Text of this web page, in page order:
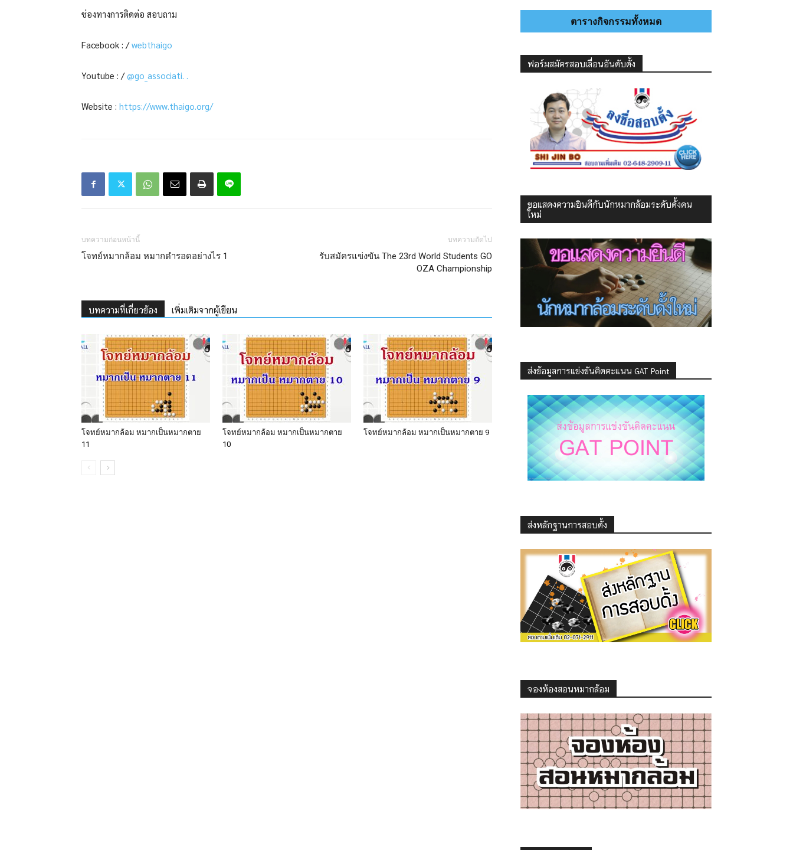
ช่องทางการติดต่อ สอบถาม
Facebook : /webthaigo
Youtube : /@go_associati. .
Website : https://www.thaigo.org/
บทความก่อนหน้านี้
โจทย์หมากล้อม หมากดำรอดอย่างไร 1
บทความถัดไป
รับสมัครแข่งขัน The 23rd World Students GO
OZA Championship
บทความที่เกี่ยวข้อง เพิ่มเติมจากผู้เขียน
โจทย์หมากล้อม หมากเป็นหมากตาย
11
โจทย์หมากล้อม หมากเป็นหมากตาย
10
โจทย์หมากล้อม หมากเป็นหมากตาย 9
ตารางกิจกรรมทั้งหมด
ฟอร์มสมัครสอบเลื่อนอันดับดั้ง
ขอแสดงความยินดีกับนักหมากล้อมระดับดั้งคน
ใหม่
ส่งข้อมูลการแข่งขันคิดคะแนน GAT Point
ส่งหลักฐานการสอบดั้ง
จองห้องสอนหมากล้อม